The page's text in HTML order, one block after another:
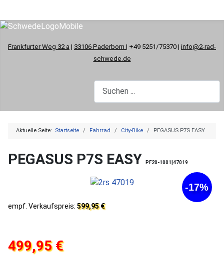
Frankfurter Weg 32 a | 33106 Paderborn | +49 5251/75370 | info@2-rad-
schwede.de
Aktuelle Seite: Startseite Fahrrad City-Bike PEGASUS P7S EASY
PEGASUS P7S EASY PF20-1001|47019
-17%
empf. Verkaufspreis: 599,95 €
499,95 €